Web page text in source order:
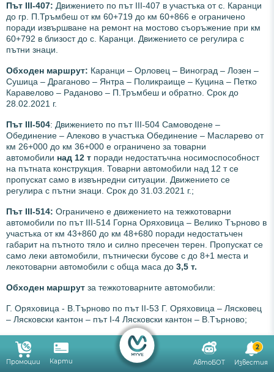
Промоции Карти АвтоБОТ
2
Известия
Път III-407: Движението по път III-407 в участъка от с. Каранци
до гр. П.Тръмбеш от км 60+719 до км 60+866 е ограничено
поради извършване на ремонт на мостово съоръжение при км
60+792 в близост до с. Каранци. Движението се регулира с
пътни знаци.
Обходен маршрут: Каранци – Орловец – Виноград – Лозен –
Сушица – Драганово – Янтра – Поликраище – Куцина – Петко
Каравелово – Раданово – П.Тръмбеш и обратно. Срок до
28.02.2021 г.
Път III-504: Движението по път III-504 Самоводене –
Обединение – Алеково в участъка Обединение – Масларево от
км 26+000 до км 36+000 е ограничено за товарни
автомобили над 12 т поради недостатъчна носимоспособност
на пътната конструкция. Товарни автомобили над 12 т се
пропускат само в извънредни ситуации. Движението се
регулира с пътни знаци. Срок до 31.03.2021 г.;
Път ІІІ-514: Ограничено е движението на тежкотоварни
автомобили по път ІІІ-514 Горна Оряховица – Велико Търново в
участъка от км 43+860 до км 48+680 поради недостатъчен
габарит на пътното тяло и силно пресечен терен. Пропускат се
само леки автомобили, пътнически бусове с до 8+1 места и
лекотоварни автомобили с обща маса до 3,5 т.
Обходен маршрут за тежкотоварните автомобили:
Г. Оряховица - В.Търново по път II-53 Г. Оряховица – Лясковец
– Лясковски кантон – път I-4 Лясковски кантон – В.Търново;
В. Търново – Г.Оряховица – път I-4 В. Търново – Лясковски
кантон – път II-53 Лясковски кантон – Лясковец – Г. Оряховица.
Срок до 31.03.2021 г.;